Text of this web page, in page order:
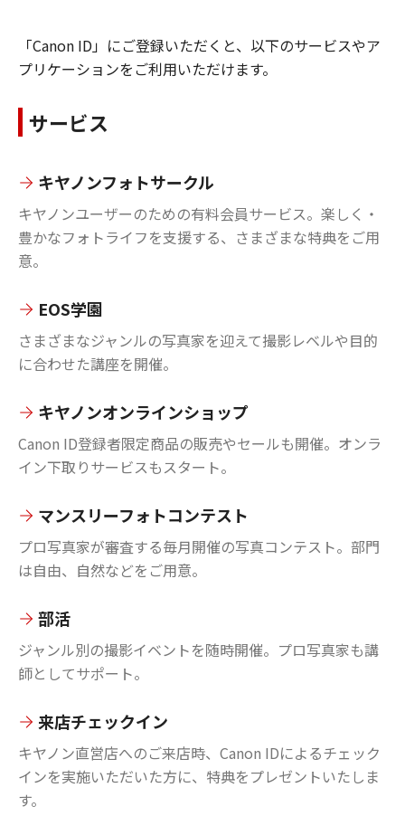
「Canon ID」にご登録いただくと、以下のサービスやア
プリケーションをご利用いただけます。
サービス
キヤノンフォトサークル
キヤノンユーザーのための有料会員サービス。楽しく・
豊かなフォトライフを支援する、さまざまな特典をご用
意。
EOS学園
さまざまなジャンルの写真家を迎えて撮影レベルや目的
に合わせた講座を開催。
キヤノンオンラインショップ
Canon ID登録者限定商品の販売やセールも開催。オンラ
イン下取りサービスもスタート。
マンスリーフォトコンテスト
プロ写真家が審査する毎月開催の写真コンテスト。部門
は自由、自然などをご用意。
部活
ジャンル別の撮影イベントを随時開催。プロ写真家も講
師としてサポート。
来店チェックイン
キヤノン直営店へのご来店時、Canon IDによるチェック
インを実施いただいた方に、特典をプレゼントいたしま
す。